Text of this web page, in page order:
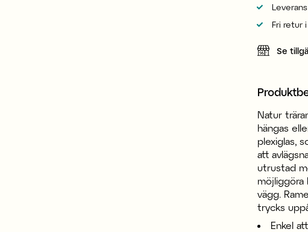
Fri retur
Se
Natur
hängas
plexiglas,
att
utrustad
möjliggöra
vägg.
trycks
Enkel